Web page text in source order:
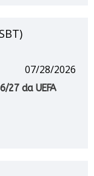
07/28/2026
27 da UEFA